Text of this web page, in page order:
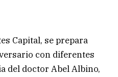
Capital, se prepara
con diferentes
del doctor Abel Albino,